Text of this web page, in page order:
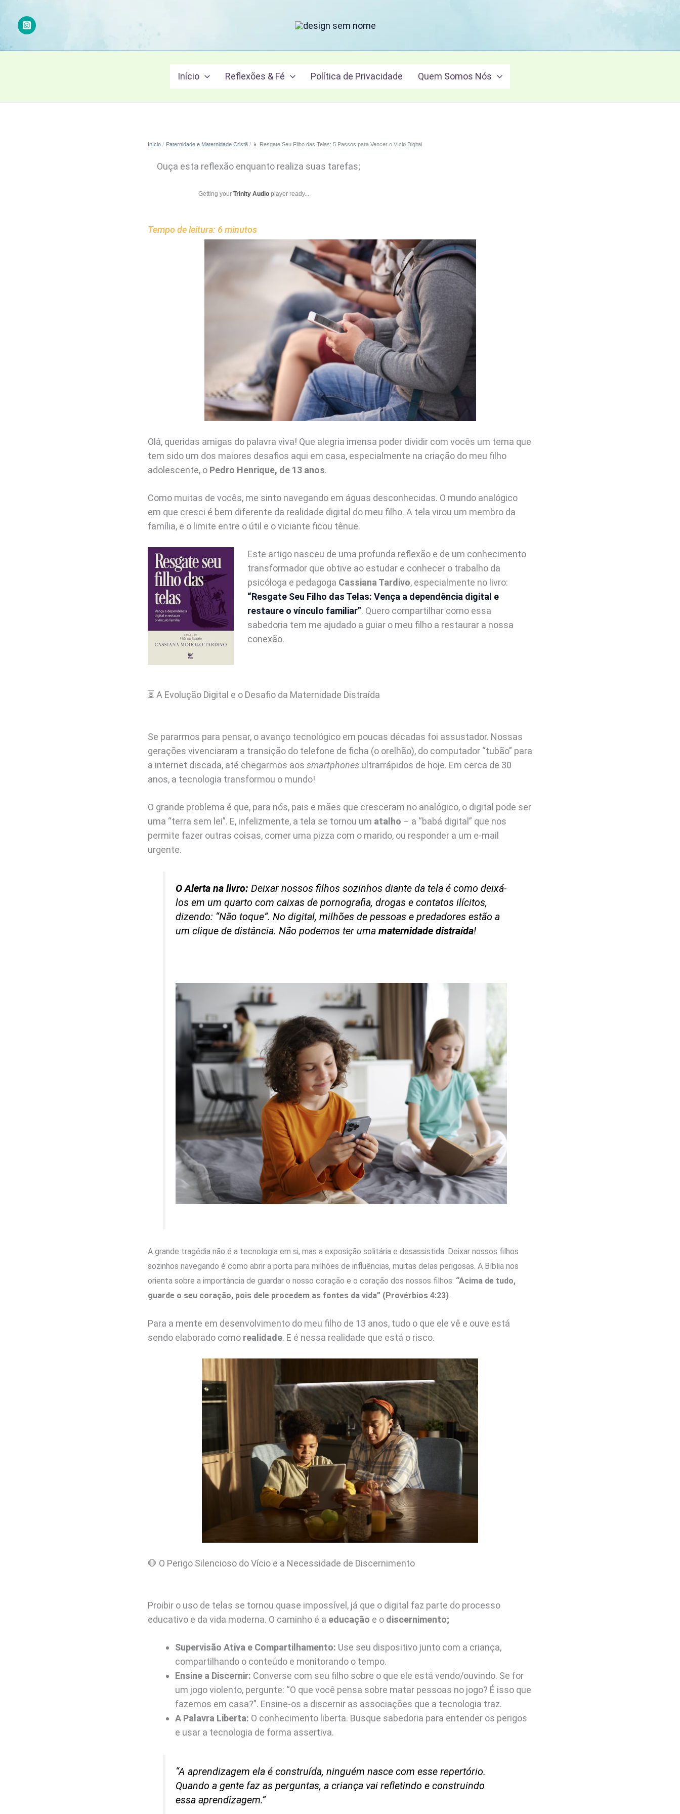
conteúdo
Início Reflexões & Fé Política de Privacidade Quem Somos Nós
Início Paternidade e Maternidade Cristã 📱 Resgate Seu Filho das Telas: 5 Passos para Vencer o Vício Digital
Ouça esta reflexão enquanto realiza suas tarefas;
Getting your Trinity Audio player ready...
Tempo de leitura: 6 minutos
Olá, queridas amigas do palavra viva! Que alegria imensa poder dividir com vocês um tema que
tem sido um dos maiores desafios aqui em casa, especialmente na criação do meu filho
adolescente, o Pedro Henrique, de 13 anos.
Como muitas de vocês, me sinto navegando em águas desconhecidas. O mundo analógico
em que cresci é bem diferente da realidade digital do meu filho. A tela virou um membro da
família, e o limite entre o útil e o viciante ficou tênue.
Este artigo nasceu de uma profunda reflexão e de um conhecimento
transformador que obtive ao estudar e conhecer o trabalho da
psicóloga e pedagoga Cassiana Tardivo, especialmente no livro:
“Resgate Seu Filho das Telas: Vença a dependência digital e
restaure o vínculo familiar”. Quero compartilhar como essa
sabedoria tem me ajudado a guiar o meu filho a restaurar a nossa
conexão.
⏳ A Evolução Digital e o Desafio da Maternidade Distraída
Se pararmos para pensar, o avanço tecnológico em poucas décadas foi assustador. Nossas
gerações vivenciaram a transição do telefone de ficha (o orelhão), do computador “tubão” para
a internet discada, até chegarmos aos smartphones ultrarrápidos de hoje. Em cerca de 30
anos, a tecnologia transformou o mundo!
O grande problema é que, para nós, pais e mães que cresceram no analógico, o digital pode ser
uma “terra sem lei”. E, infelizmente, a tela se tornou um atalho – a “babá digital” que nos
permite fazer outras coisas, comer uma pizza com o marido, ou responder a um e-mail
urgente.
O Alerta na livro: Deixar nossos filhos sozinhos diante da tela é como deixá-
los em um quarto com caixas de pornografia, drogas e contatos ilícitos,
dizendo: “Não toque”. No digital, milhões de pessoas e predadores estão a
um clique de distância. Não podemos ter uma maternidade distraída!
A grande tragédia não é a tecnologia em si, mas a exposição solitária e desassistida. Deixar nossos filhos
sozinhos navegando é como abrir a porta para milhões de influências, muitas delas perigosas. A Bíblia nos
orienta sobre a importância de guardar o nosso coração e o coração dos nossos filhos: “Acima de tudo,
guarde o seu coração, pois dele procedem as fontes da vida” (Provérbios 4:23).
Para a mente em desenvolvimento do meu filho de 13 anos, tudo o que ele vê e ouve está
sendo elaborado como realidade. E é nessa realidade que está o risco.
🛑 O Perigo Silencioso do Vício e a Necessidade de Discernimento
Proibir o uso de telas se tornou quase impossível, já que o digital faz parte do processo
educativo e da vida moderna. O caminho é a educação e o discernimento;
Supervisão Ativa e Compartilhamento: Use seu dispositivo junto com a criança,
compartilhando o conteúdo e monitorando o tempo.
Ensine a Discernir: Converse com seu filho sobre o que ele está vendo/ouvindo. Se for
um jogo violento, pergunte: “O que você pensa sobre matar pessoas no jogo? É isso que
fazemos em casa?”. Ensine-os a discernir as associações que a tecnologia traz.
A Palavra Liberta: O conhecimento liberta. Busque sabedoria para entender os perigos
e usar a tecnologia de forma assertiva.
“A aprendizagem ela é construída, ninguém nasce com esse repertório.
Quando a gente faz as perguntas, a criança vai refletindo e construindo
essa aprendizagem.”